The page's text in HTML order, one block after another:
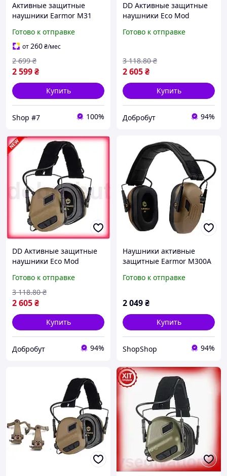
Активные защитные
наушники Earmor M31
Готово к отправке
от260₴/мес
2 599₴
2 699 ₴
Купить
Shop #7 100%
DD Активные защитные
наушники Eco Mod
охоты и работы с шумом
Dobro-A
Готово к отправке
2 605₴
3 118.80 ₴
Купить
Добробут 94%
DD Активные защитные
наушники Eco Mod
охоты стрельбы
шумоподавление
комфортные нау Dobro-A
Готово к отправке
2 605₴
3 118.80 ₴
Купить
Добробут 94%
Наушники активные
защитные Earmor M300A
Готово к отправке
2 049₴
Купить
ShopShop 94%